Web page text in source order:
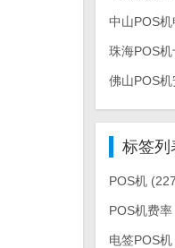
中山POS
珠海POS
标签列
POS机
POS机费率
电签POS机